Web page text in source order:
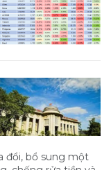
đổi, bổ sung một